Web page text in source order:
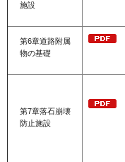
施設
第6章道路附属
物の基礎
第7章落石崩壊
防止施設